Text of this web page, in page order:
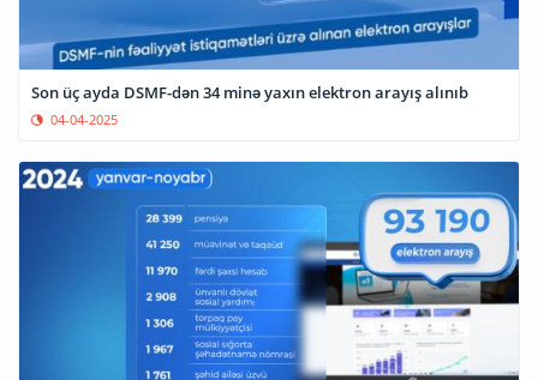
Son üç ayda DSMF-dən 34 minə yaxın elektron arayış alınıb
04-04-2025